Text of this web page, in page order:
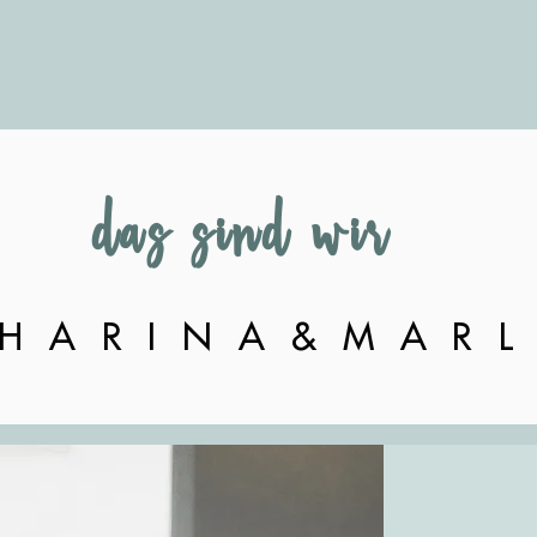
das sind wir